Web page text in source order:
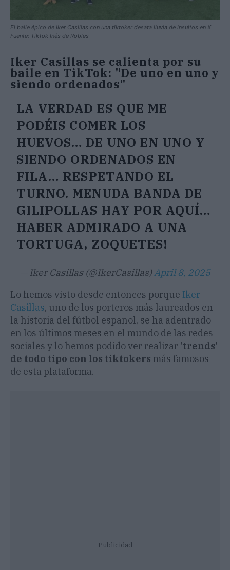
El baile épico de Iker Casillas con una tiktoker desata lluvia de insultos en X
Fuente: TikTok Inés de Robles
Iker Casillas se calienta por su
baile en TikTok: "De uno en uno y
siendo ordenados"
LA VERDAD ES QUE ME
PODÉIS COMER LOS
HUEVOS… DE UNO EN UNO Y
SIENDO ORDENADOS EN
FILA… RESPETANDO EL
TURNO. MENUDA BANDA DE
GILIPOLLAS HAY POR AQUÍ…
HABER ADMIRADO A UNA
TORTUGA, ZOQUETES!
— Iker Casillas (@IkerCasillas)April 8, 2025
Lo hemos visto desde entonces porque Iker
Casillas, uno de los porteros más laureados en
la historia del fútbol español, se ha adentrado
en los últimos meses en el mundo de las redes
sociales y lo hemos podido ver realizar 'trends'
de todo tipo con los tiktokers más famosos
de esta plataforma.
Publicidad